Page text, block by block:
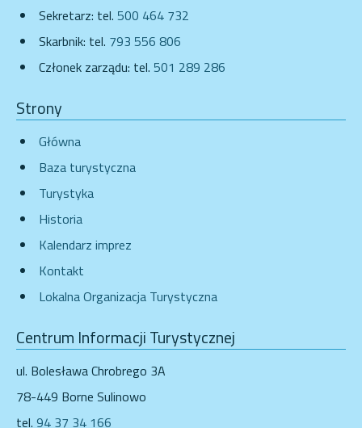
Sekretarz: tel. 500 464 732
Skarbnik: tel. 793 556 806
Członek zarządu: tel. 501 289 286
Strony
Główna
Baza turystyczna
Turystyka
Historia
Kalendarz imprez
Kontakt
Lokalna Organizacja Turystyczna
Centrum Informacji Turystycznej
ul. Bolesława Chrobrego 3A
78-449 Borne Sulinowo
tel. 94 37 34 166